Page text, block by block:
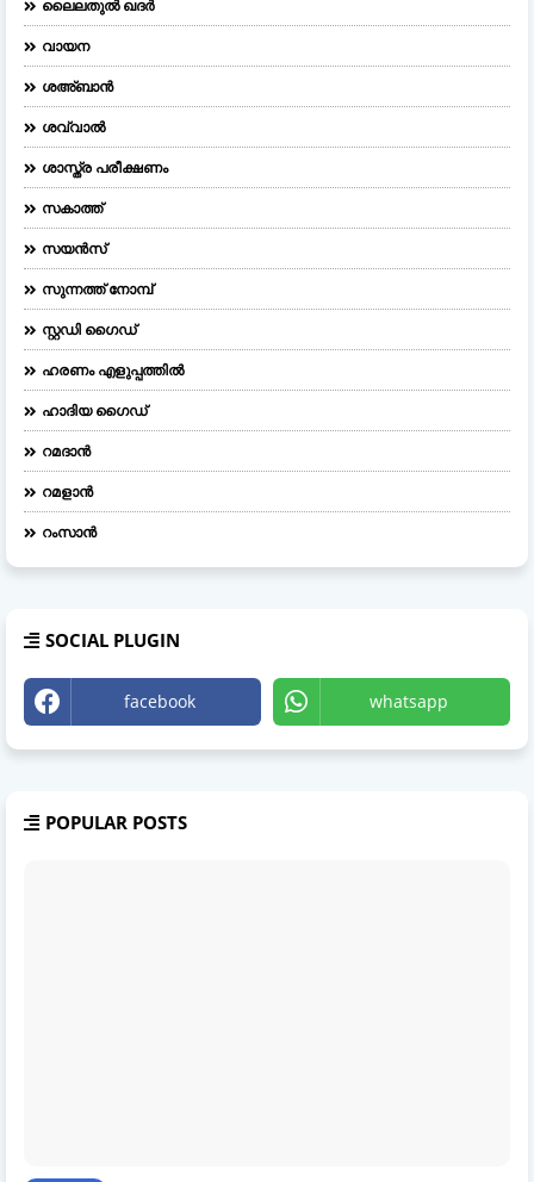
ലൈലതുല്‍ ഖദര്‍
വായന
ശഅ്ബാൻ
ശവ്വാൽ
ശാസ്ത്ര പരീക്ഷണം
സകാത്ത്
സയൻസ്
സുന്നത്ത് നോമ്പ്
സ്റ്റഡി ഗൈഡ്
ഹരണം എളുപ്പത്തിൽ
ഹാദിയ ഗൈഡ്
റമദാൻ
റമളാൻ
റംസാൻ
SOCIAL PLUGIN
facebook whatsapp
POPULAR POSTS